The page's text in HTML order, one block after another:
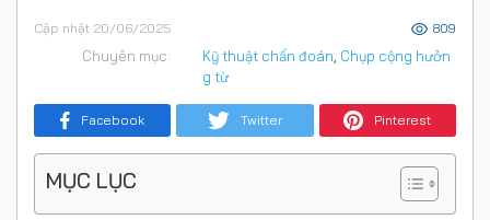
Cập nhật 20/06/2025 809
Chuyên mục: Kỹ thuật chẩn đoán Chụp cộng hưởn
g từ
Facebook Twitter Pinterest
MỤC LỤC